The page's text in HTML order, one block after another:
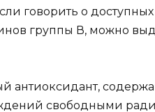
говорить о доступных
группы В, можно
антиоксидант,
свободными